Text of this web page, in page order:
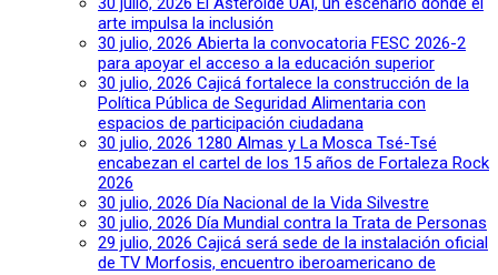
arte impulsa la inclusión
30 julio, 2026 Abierta la convocatoria FESC 2026-2
para apoyar el acceso a la educación superior
30 julio, 2026 Cajicá fortalece la construcción de la
Política Pública de Seguridad Alimentaria con
espacios de participación ciudadana
30 julio, 2026 1280 Almas y La Mosca Tsé-Tsé
encabezan el cartel de los 15 años de Fortaleza Rock
2026
30 julio, 2026 Día Nacional de la Vida Silvestre
30 julio, 2026 Día Mundial contra la Trata de Personas
29 julio, 2026 Cajicá será sede de la instalación oficial
de TV Morfosis, encuentro iberoamericano de